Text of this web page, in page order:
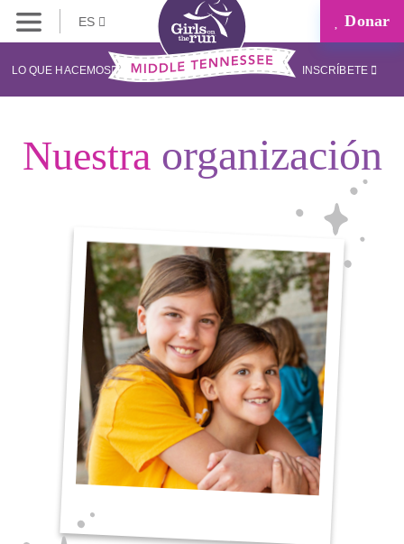
ES Donar
LO QUE HACEMOS INSCRÍBETE
Nuestra organización